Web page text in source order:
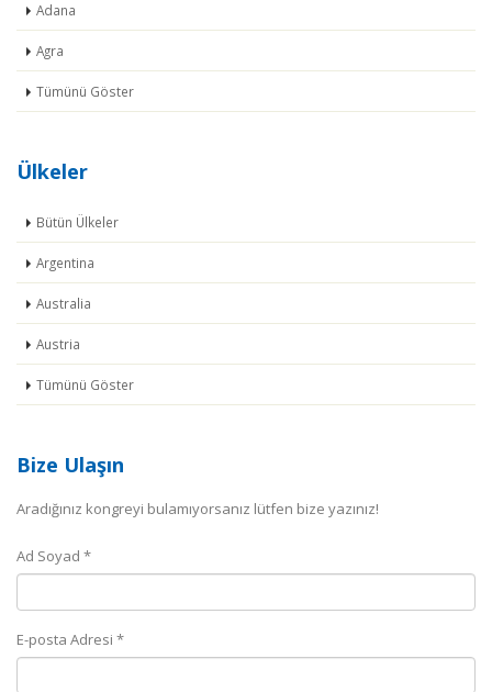
Adana
Agra
Tümünü Göster
Ülkeler
Bütün Ülkeler
Argentina
Australia
Austria
Tümünü Göster
Bize Ulaşın
Aradığınız kongreyi bulamıyorsanız lütfen bize yazınız!
Ad Soyad *
E-posta Adresi *